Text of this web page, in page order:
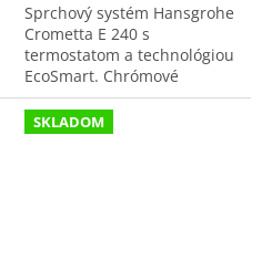
Sprchový systém Hansgrohe
Crometta E 240 s
termostatom a technológiou
EcoSmart. Chrómové
vyhotovenie, moderný dizajn
a úspora vody pre
každodenný relax.
SKLADOM